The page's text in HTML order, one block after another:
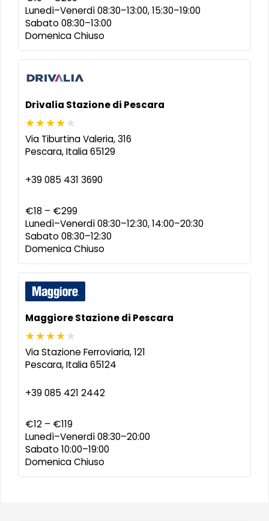
Lunedì–Venerdì 08:30–13:00, 15:30–19:00
Sabato 08:30–13:00
Domenica Chiuso
Drivalia Stazione di Pescara
Via Tiburtina Valeria, 316
Pescara,Italia 65129
+39 085 431 3690
€18 – €299
Lunedì–Venerdì 08:30–12:30, 14:00–20:30
Sabato 08:30–12:30
Domenica Chiuso
Maggiore Stazione di Pescara
Via Stazione Ferroviaria, 121
Pescara,Italia 65124
+39 085 421 2442
€12 – €119
Lunedì–Venerdì 08:30–20:00
Sabato 10:00–19:00
Domenica Chiuso